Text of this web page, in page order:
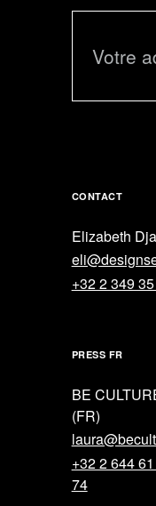
CONTACT
Elizabeth
+32 2 349
PRESS FR
BE
(FR)
+32 2 644
74